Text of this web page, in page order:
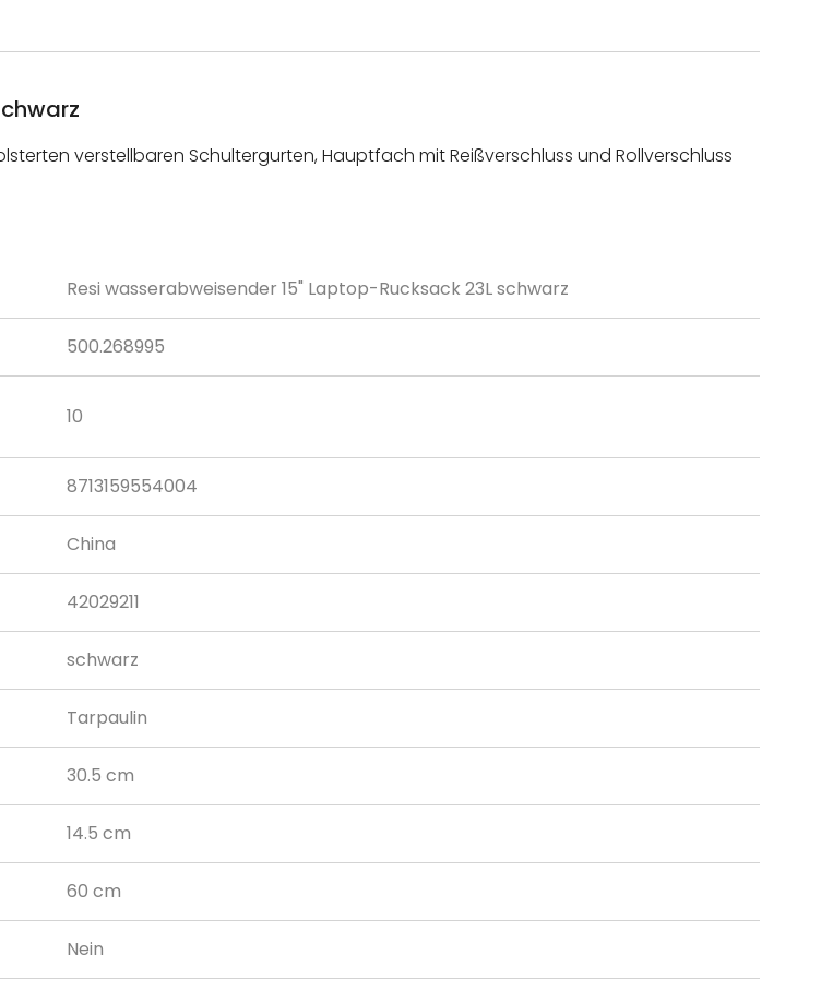
verstellbaren Schultergurten, Hauptfach mit Reißverschluss und Rollverschluss
Resi wasserabweisender 15" Laptop-Rucksack 23L schwarz
500.268995
10
8713159554004
China
42029211
schwarz
Tarpaulin
30.5 cm
14.5 cm
60 cm
Nein